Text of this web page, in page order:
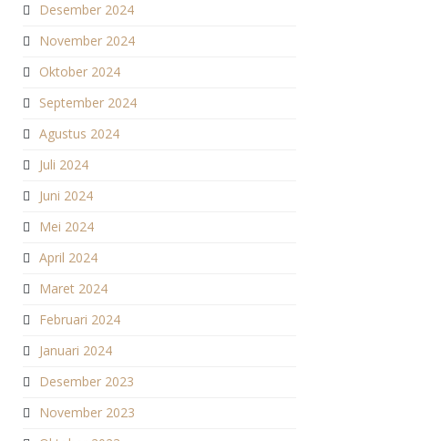
Desember 2024
November 2024
Oktober 2024
September 2024
Agustus 2024
Juli 2024
Juni 2024
Mei 2024
April 2024
Maret 2024
Februari 2024
Januari 2024
Desember 2023
November 2023